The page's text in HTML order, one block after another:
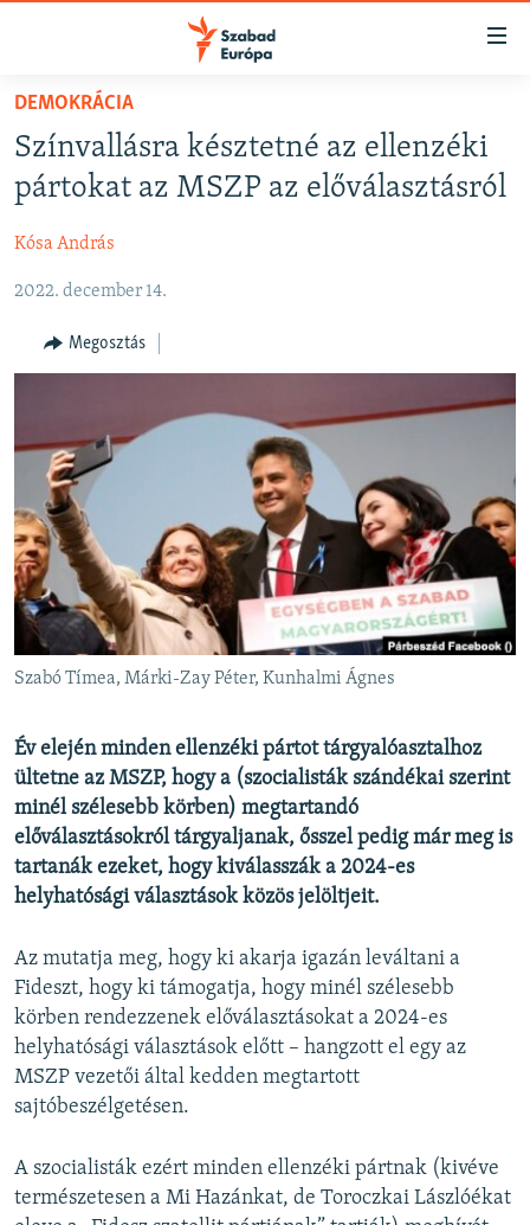
Akadálymentes
Ugrás
fő
oldalra
Ugrás
Ugrás
NAPIRENDEN
AKTUÁLIS
PODCASTOK
VIDEÓK
ELEMZŐ
NER15
DEMOKRÁCIA
A PÉNZ NYOMÁBAN
EURÓPAI UNIÓ
VILÁG
KLÍMAVÁLTOZÁS
A MÚLT TANULSÁGAI
KÖVESSEN MINKET!
Valamennyi RFE/RL weboldal
DEMOKRÁCIA
Színvallásra késztetné az ellenzéki
pártokat az MSZP az előválasztásról
Kósa András
2022. december 14.
Megosztás
Szabó Tímea, Márki-Zay Péter, Kunhalmi Ágnes
Év elején minden ellenzéki pártot tárgyalóasztalhoz
ültetne az MSZP, hogy a (szocialisták szándékai szerint
minél szélesebb körben) megtartandó
előválasztásokról tárgyaljanak, ősszel pedig már meg is
tartanák ezeket, hogy kiválasszák a 2024-es
helyhatósági választások közös jelöltjeit.
Az mutatja meg, hogy ki akarja igazán leváltani a
Fideszt, hogy ki támogatja, hogy minél szélesebb
körben rendezzenek előválasztásokat a 2024-es
helyhatósági választások előtt – hangzott el egy az
MSZP vezetői által kedden megtartott
sajtóbeszélgetésen.
A szocialisták ezért minden ellenzéki pártnak (kivéve
természetesen a Mi Hazánkat, de Toroczkai Lászlóékat